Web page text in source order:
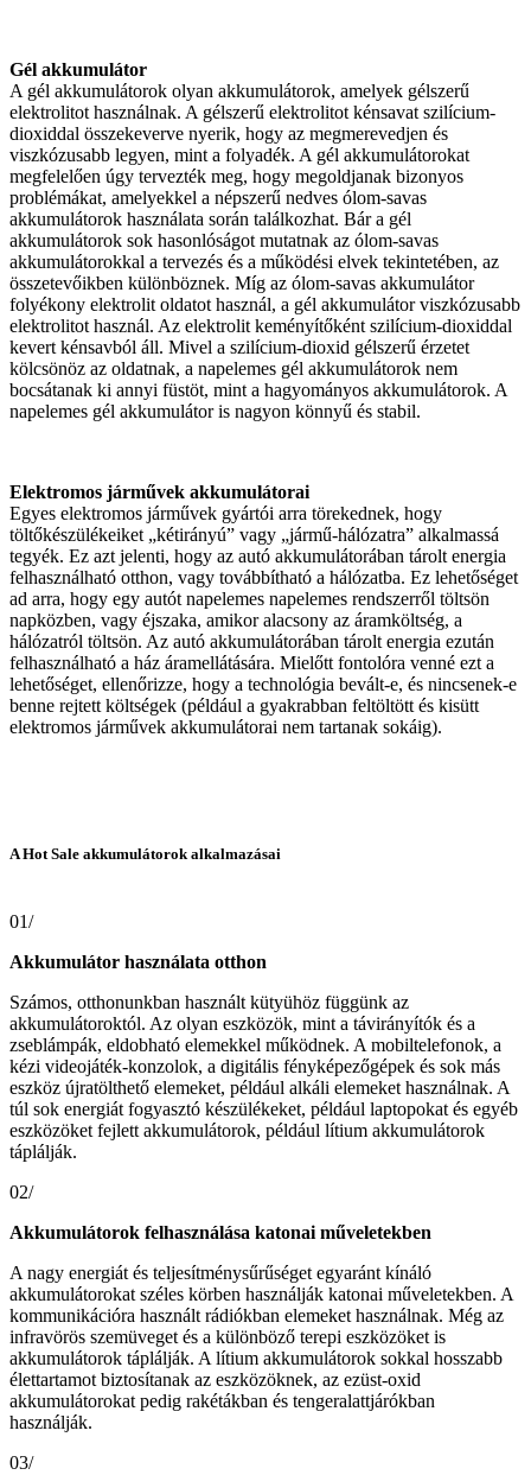
Gél akkumulátor
A gél akkumulátorok olyan akkumulátorok, amelyek gélszerű
elektrolitot használnak. A gélszerű elektrolitot kénsavat szilícium-
dioxiddal összekeverve nyerik, hogy az megmerevedjen és
viszkózusabb legyen, mint a folyadék. A gél akkumulátorokat
megfelelően úgy tervezték meg, hogy megoldjanak bizonyos
problémákat, amelyekkel a népszerű nedves ólom-savas
akkumulátorok használata során találkozhat. Bár a gél
akkumulátorok sok hasonlóságot mutatnak az ólom-savas
akkumulátorokkal a tervezés és a működési elvek tekintetében, az
összetevőikben különböznek. Míg az ólom-savas akkumulátor
folyékony elektrolit oldatot használ, a gél akkumulátor viszkózusabb
elektrolitot használ. Az elektrolit keményítőként szilícium-dioxiddal
kevert kénsavból áll. Mivel a szilícium-dioxid gélszerű érzetet
kölcsönöz az oldatnak, a napelemes gél akkumulátorok nem
bocsátanak ki annyi füstöt, mint a hagyományos akkumulátorok. A
napelemes gél akkumulátor is nagyon könnyű és stabil.
Elektromos járművek akkumulátorai
Egyes elektromos járművek gyártói arra törekednek, hogy
töltőkészülékeiket „kétirányú” vagy „jármű-hálózatra” alkalmassá
tegyék. Ez azt jelenti, hogy az autó akkumulátorában tárolt energia
felhasználható otthon, vagy továbbítható a hálózatba. Ez lehetőséget
ad arra, hogy egy autót napelemes napelemes rendszerről töltsön
napközben, vagy éjszaka, amikor alacsony az áramköltség, a
hálózatról töltsön. Az autó akkumulátorában tárolt energia ezután
felhasználható a ház áramellátására. Mielőtt fontolóra venné ezt a
lehetőséget, ellenőrizze, hogy a technológia bevált-e, és nincsenek-e
benne rejtett költségek (például a gyakrabban feltöltött és kisütt
elektromos járművek akkumulátorai nem tartanak sokáig).
A Hot Sale akkumulátorok alkalmazásai
01/
Akkumulátor használata otthon
Számos, otthonunkban használt kütyühöz függünk az
akkumulátoroktól. Az olyan eszközök, mint a távirányítók és a
zseblámpák, eldobható elemekkel működnek. A mobiltelefonok, a
kézi videojáték-konzolok, a digitális fényképezőgépek és sok más
eszköz újratölthető elemeket, például alkáli elemeket használnak. A
túl sok energiát fogyasztó készülékeket, például laptopokat és egyéb
eszközöket fejlett akkumulátorok, például lítium akkumulátorok
táplálják.
02/
Akkumulátorok felhasználása katonai műveletekben
A nagy energiát és teljesítménysűrűséget egyaránt kínáló
akkumulátorokat széles körben használják katonai műveletekben. A
kommunikációra használt rádiókban elemeket használnak. Még az
infravörös szemüveget és a különböző terepi eszközöket is
akkumulátorok táplálják. A lítium akkumulátorok sokkal hosszabb
élettartamot biztosítanak az eszközöknek, az ezüst-oxid
akkumulátorokat pedig rakétákban és tengeralattjárókban
használják.
03/